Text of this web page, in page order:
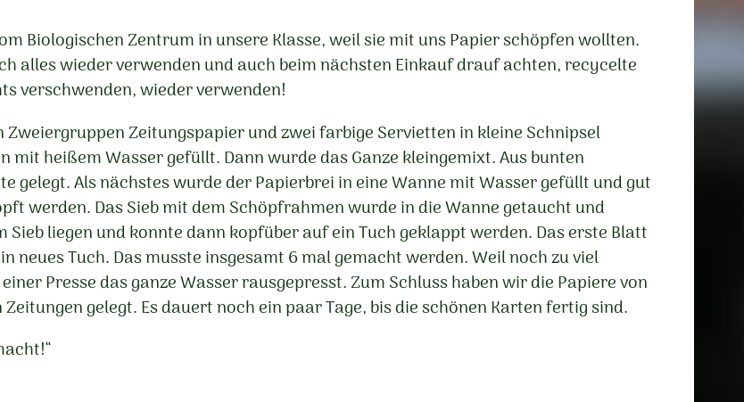
Biologischen Zentrum in unsere Klasse, weil sie mit uns Papier schöpfen wollten.
alles wieder verwenden und auch beim nächsten Einkauf drauf achten, recycelte
verschwenden, wieder verwenden!
Zeitungspapier und zwei farbige Servietten in kleine Schnipsel
mit heißem Wasser gefüllt. Dann wurde das Ganze kleingemixt. Aus bunten
gelegt. Als nächstes wurde der Papierbrei in eine Wanne mit Wasser gefüllt und gut
werden. Das Sieb mit dem Schöpfrahmen wurde in die Wanne getaucht und
liegen und konnte dann kopfüber auf ein Tuch geklappt werden. Das erste Blatt
Tuch. Das musste insgesamt 6 mal gemacht werden. Weil noch zu viel
Presse das ganze Wasser rausgepresst. Zum Schluss haben wir die Papiere von
gelegt. Es dauert noch ein paar Tage, bis die schönen Karten fertig sind.